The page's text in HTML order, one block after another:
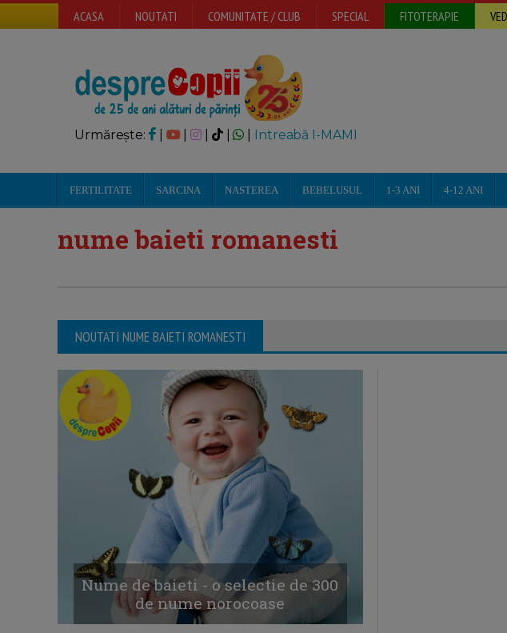
ACASA NOUTATI COMUNITATE / CLUB SPECIAL FITOTERAPIE
Urmărește: | | Intreabă I-MAMI
FERTILITATE SARCINA NASTEREA BEBELUSUL 1-3 ANI 4-12 ANI
nume baieti romanesti
NOUTATI NUME BAIETI ROMANESTI
Nume de baieti - o selectie de 300
de nume norocoase